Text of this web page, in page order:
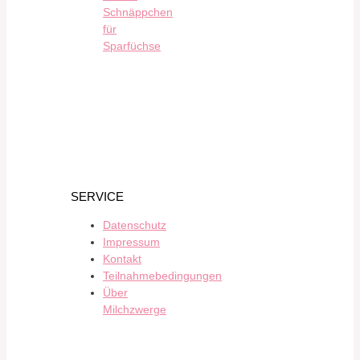
Schnäppchen
für
Sparfüchse
SERVICE
Datenschutz
Impressum
Kontakt
Teilnahmebedingungen
Über
Milchzwerge